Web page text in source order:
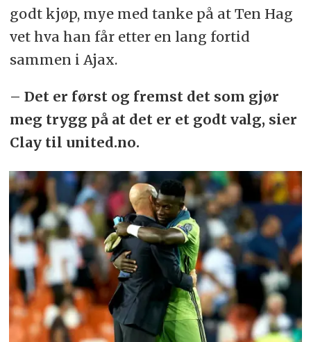
godt kjøp, mye med tanke på at Ten Hag
vet hva han får etter en lang fortid
sammen i Ajax.
– Det er først og fremst det som gjør
meg trygg på at det er et godt valg, sier
Clay til united.no.